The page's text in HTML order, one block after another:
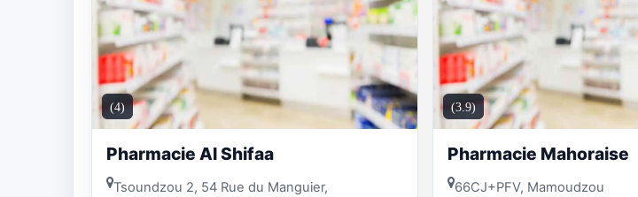
(4)
Pharmacie Al Shifaa
Tsoundzou 2, 54 Rue du Manguier,
(3.9)
Pharmacie Mahoraise
66CJ+PFV, Mamoudzou